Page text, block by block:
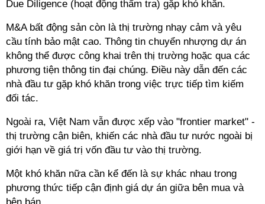
Due Diligence (hoạt động thẩm tra) gặp khó khăn.
M&A bất động sản còn là thị trường nhạy cảm và yêu
cầu tính bảo mật cao. Thông tin chuyển nhượng dự án
không thể được công khai trên thị trường hoặc qua các
phương tiện thông tin đại chúng. Điều này dẫn đến các
nhà đầu tư gặp khó khăn trong việc trực tiếp tìm kiếm
đối tác.
Ngoài ra, Việt Nam vẫn được xếp vào "frontier market" -
thị trường cận biên, khiến các nhà đầu tư nước ngoài bị
giới hạn về giá trị vốn đầu tư vào thị trường.
Một khó khăn nữa cần kể đến là sự khác nhau trong
phương thức tiếp cận định giá dự án giữa bên mua và